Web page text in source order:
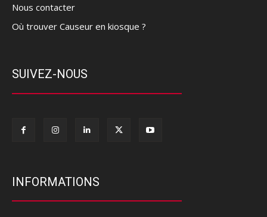
Nous contacter
Où trouver Causeur en kiosque ?
SUIVEZ-NOUS
INFORMATIONS